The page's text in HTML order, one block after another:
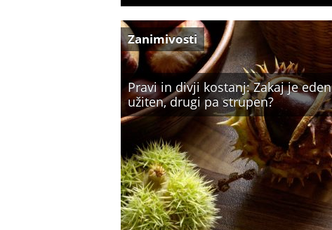
Pravi in divji kostanj: Zakaj je eden
užiten, drugi pa strupen?
Zanimivosti